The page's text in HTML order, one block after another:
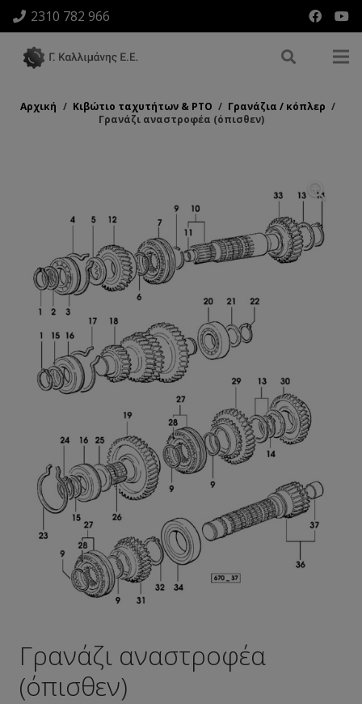
2310 782 966
Αρχική / Κιβώτιο ταχυτήτων & ΡΤΟ / Γρανάζια / κόπλερ /
Γρανάζι αναστροφέα (όπισθεν)
Γρανάζι αναστροφέα
(όπισθεν)